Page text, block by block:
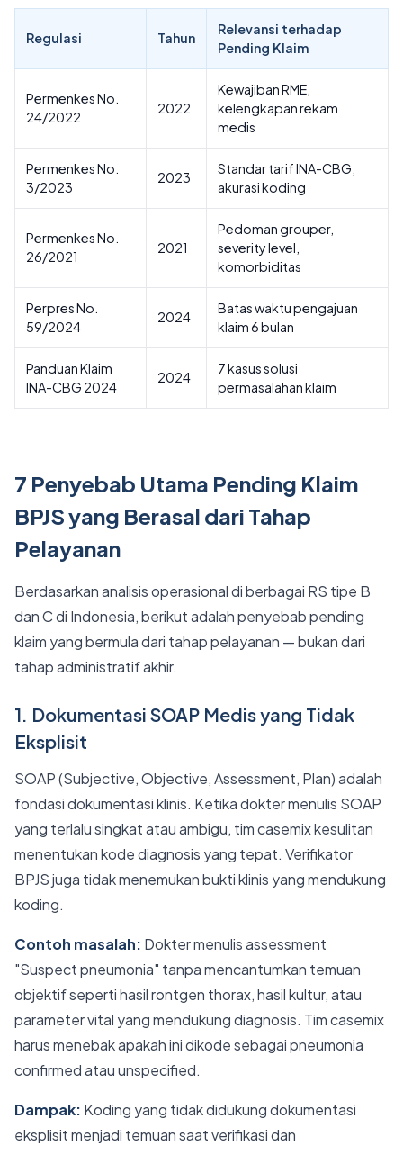
Regulasi Tahun
Relevansi terhadap
Pending Klaim
Permenkes No.
24/2022
2022
Kewajiban RME,
kelengkapan rekam
medis
Permenkes No.
3/2023
2023
Standar tarif INA-CBG,
akurasi koding
Permenkes No.
26/2021
2021
Pedoman grouper,
severity level,
komorbiditas
Perpres No.
59/2024
2024
Batas waktu pengajuan
klaim 6 bulan
Panduan Klaim
INA-CBG 2024
2024
7 kasus solusi
permasalahan klaim
7 Penyebab Utama Pending Klaim
BPJS yang Berasal dari Tahap
Pelayanan
Berdasarkan analisis operasional di berbagai RS tipe B
dan C di Indonesia, berikut adalah penyebab pending
klaim yang bermula dari tahap pelayanan — bukan dari
tahap administratif akhir.
1. Dokumentasi SOAP Medis yang Tidak
Eksplisit
SOAP (Subjective, Objective, Assessment, Plan) adalah
fondasi dokumentasi klinis. Ketika dokter menulis SOAP
yang terlalu singkat atau ambigu, tim casemix kesulitan
menentukan kode diagnosis yang tepat. Verifikator
BPJS juga tidak menemukan bukti klinis yang mendukung
koding.
Contoh masalah: Dokter menulis assessment
"Suspect pneumonia" tanpa mencantumkan temuan
objektif seperti hasil rontgen thorax, hasil kultur, atau
parameter vital yang mendukung diagnosis. Tim casemix
harus menebak apakah ini dikode sebagai pneumonia
confirmed atau unspecified.
Dampak: Koding yang tidak didukung dokumentasi
eksplisit menjadi temuan saat verifikasi dan